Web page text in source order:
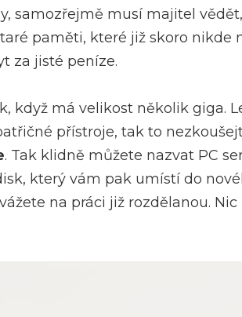
samozřejmě musí majitel
paměti, které již skoro
za jisté peníze.
když má velikost několik giga.
přístroje, tak to
. Tak klidně můžete nazvat PC
který vám pak umístí do
na práci již rozdělanou.